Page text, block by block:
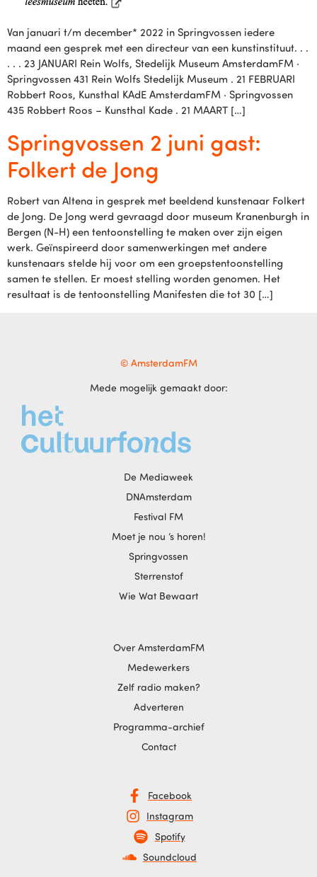
Van januari t/m december* 2022 in Springvossen iedere
maand een gesprek met een directeur van een kunstinstituut. . .
. . . 23 JANUARI Rein Wolfs, Stedelijk Museum AmsterdamFM ·
Springvossen 431 Rein Wolfs Stedelijk Museum . 21 FEBRUARI
Robbert Roos, Kunsthal KAdE AmsterdamFM · Springvossen
435 Robbert Roos – Kunsthal Kade . 21 MAART […]
Springvossen 2 juni gast:
Folkert de Jong
Robert van Altena in gesprek met beeldend kunstenaar Folkert
de Jong. De Jong werd gevraagd door museum Kranenburgh in
Bergen (N-H) een tentoonstelling te maken over zijn eigen
werk. Geïnspireerd door samenwerkingen met andere
kunstenaars stelde hij voor om een groepstentoonstelling
samen te stellen. Er moest stelling worden genomen. Het
resultaat is de tentoonstelling Manifesten die tot 30 […]
© AmsterdamFM
Mede mogelijk gemaakt door:
De Mediaweek
DNAmsterdam
Festival FM
Moet je nou ‘s horen!
Springvossen
Sterrenstof
Wie Wat Bewaart
Over AmsterdamFM
Medewerkers
Zelf radio maken?
Adverteren
Programma-archief
Contact
Facebook
Instagram
Spotify
Soundcloud